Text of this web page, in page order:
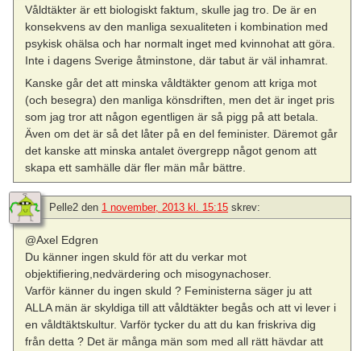
Våldtäkter är ett biologiskt faktum, skulle jag tro. De är en
konsekvens av den manliga sexualiteten i kombination med
psykisk ohälsa och har normalt inget med kvinnohat att göra.
Inte i dagens Sverige åtminstone, där tabut är väl inhamrat.
Kanske går det att minska våldtäkter genom att kriga mot
(och besegra) den manliga könsdriften, men det är inget pris
som jag tror att någon egentligen är så pigg på att betala.
Även om det är så det låter på en del feminister. Däremot går
det kanske att minska antalet övergrepp något genom att
skapa ett samhälle där fler män mår bättre.
Pelle2 den 1 november, 2013 kl. 15:15 skrev:
@Axel Edgren
Du känner ingen skuld för att du verkar mot
objektifiering,nedvärdering och misogynachoser.
Varför känner du ingen skuld ? Feministerna säger ju att
ALLA män är skyldiga till att våldtäkter begås och att vi lever i
en våldtäktskultur. Varför tycker du att du kan friskriva dig
från detta ? Det är många män som med all rätt hävdar att